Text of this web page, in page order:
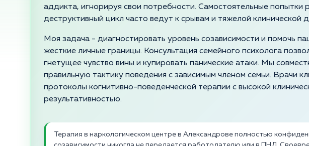
аддикта, игнорируя свои потребности. Самостоятельные попытки
деструктивный цикл часто ведут к срывам и тяжелой клинической
Моя задача - диагностировать уровень созависимости и помочь
жесткие личные границы. Консультация семейного психолога
гнетущее чувство вины и купировать панические атаки. Мы
правильную тактику поведения с зависимым членом семьи. Врачи
протоколы когнитивно-поведенческой терапии с высокой
результативностью.
Терапия в наркологическом центре в Александрове полностью